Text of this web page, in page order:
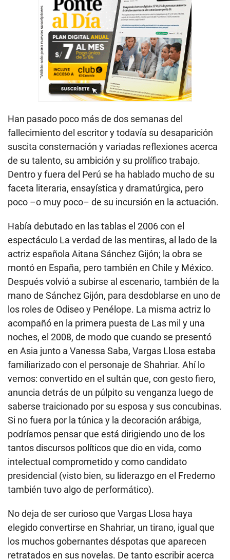
Han pasado poco más de dos semanas del
fallecimiento del escritor y todavía su desaparición
suscita consternación y variadas reflexiones acerca
de su talento, su ambición y su prolífico trabajo.
Dentro y fuera del Perú se ha hablado mucho de su
faceta literaria, ensayística y dramatúrgica, pero
poco –o muy poco– de su incursión en la actuación.
Había debutado en las tablas el 2006 con el
espectáculo La verdad de las mentiras, al lado de la
actriz española Aitana Sánchez Gijón; la obra se
montó en España, pero también en Chile y México.
Después volvió a subirse al escenario, también de la
mano de Sánchez Gijón, para desdoblarse en uno de
los roles de Odiseo y Penélope. La misma actriz lo
acompañó en la primera puesta de Las mil y una
noches, el 2008, de modo que cuando se presentó
en Asia junto a Vanessa Saba, Vargas Llosa estaba
familiarizado con el personaje de Shahriar. Ahí lo
vemos: convertido en el sultán que, con gesto fiero,
anuncia detrás de un púlpito su venganza luego de
saberse traicionado por su esposa y sus concubinas.
Si no fuera por la túnica y la decoración arábiga,
podríamos pensar que está dirigiendo uno de los
tantos discursos políticos que dio en vida, como
intelectual comprometido y como candidato
presidencial (visto bien, su liderazgo en el Fredemo
también tuvo algo de performático).
No deja de ser curioso que Vargas Llosa haya
elegido convertirse en Shahriar, un tirano, igual que
los muchos gobernantes déspotas que aparecen
retratados en sus novelas. De tanto escribir acerca